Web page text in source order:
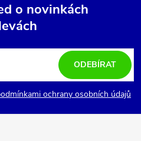
o novinkách
ochrany osobních údajů
ODEBÍRAT